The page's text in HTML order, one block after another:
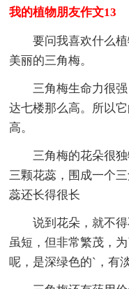
我的植物朋友作文13
要问我喜欢什么
美丽的三角梅。
三角梅生命力很
达七楼那么高。所以
高。
三角梅的花朵很
三颗花蕊，围成一个
蕊还长得很长
说到花朵，就不
虽短，但非常繁茂，
呢，是深绿色的`，有